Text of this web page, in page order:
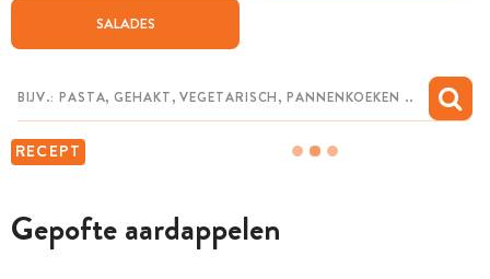
SALADES
RECEPT
Gepofte aardappelen
CHAT MET MAIA
MIJN BEWAARDE RECEPTEN